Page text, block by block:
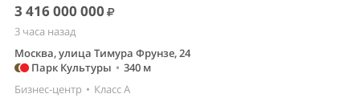
3 416 000 000
3 часа назад
Москва, улица Тимура Фрунзе, 24
Парк Культуры • 340 м
Бизнес-центр • Класс A